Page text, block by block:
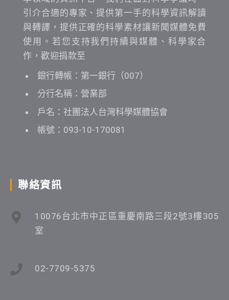
引介合適的專家、提供第一手的科學資訊解讀
與轉譯，提供正確的科學素材讓新聞媒體免費
使用。若您支持我們持續與媒體、科學家合
作，歡迎捐款至
銀行轉帳：第一銀行（007）
分行名稱：營業部
戶名：社團法人台灣科學媒體協會
帳號：093-10-170081
聯絡資訊
10076台北市中正區重慶南路三段2號3樓305
室
02-7709-5375